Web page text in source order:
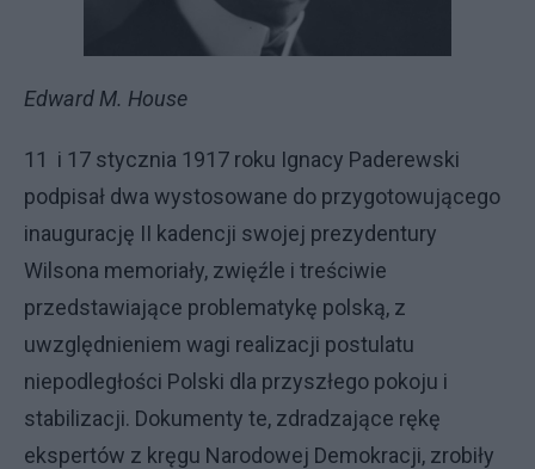
Edward M. House
11 i 17 stycznia 1917 roku Ignacy Paderewski
podpisał dwa wystosowane do przygotowującego
inaugurację II kadencji swojej prezydentury
Wilsona memoriały, zwięźle i treściwie
przedstawiające problematykę polską, z
uwzględnieniem wagi realizacji postulatu
niepodległości Polski dla przyszłego pokoju i
stabilizacji. Dokumenty te, zdradzające rękę
ekspertów z kręgu Narodowej Demokracji, zrobiły